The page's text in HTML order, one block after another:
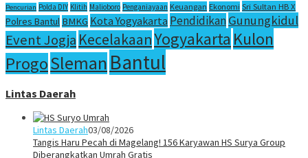
Pencurian Polda DIY Klitih Malioboro Penganiayaan Keuangan Ekonomi Sri Sultan HB X
Polres Bantul BMKG Kota Yogyakarta PendidikanGunungkidul
Event Jogja KecelakaanYogyakarta Kulon
ProgoSleman Bantul
Lintas Daerah
Lintas Daerah03/08/2026
Tangis Haru Pecah di Magelang! 156 Karyawan HS Surya Group
Diberangkatkan Umrah Gratis